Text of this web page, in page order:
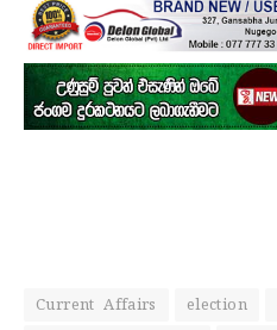
Current Affairs election